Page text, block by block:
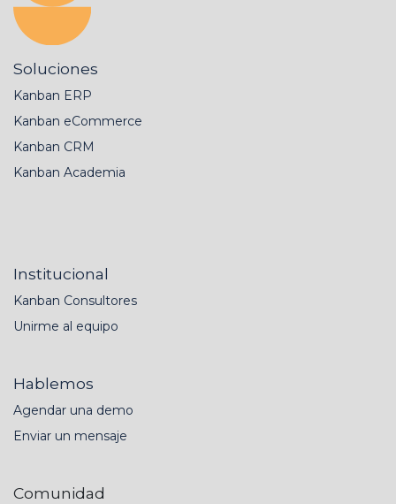
Soluciones
Kanban ERP
Kanban eCommerce
Kanban CRM
Kanban Academia
Institucional
Kanban Consultores
Unirme al equipo
Hablemos
Agendar una demo
Enviar un mensaje
Comunidad